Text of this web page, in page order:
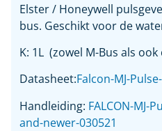
Elster / Honeywell
bus. Geschikt voor de
K: 1L (zowel M-Bus als
Datasheet:Falcon-MJ-
Handleiding: FALCON-MJ-
and-newer-030521